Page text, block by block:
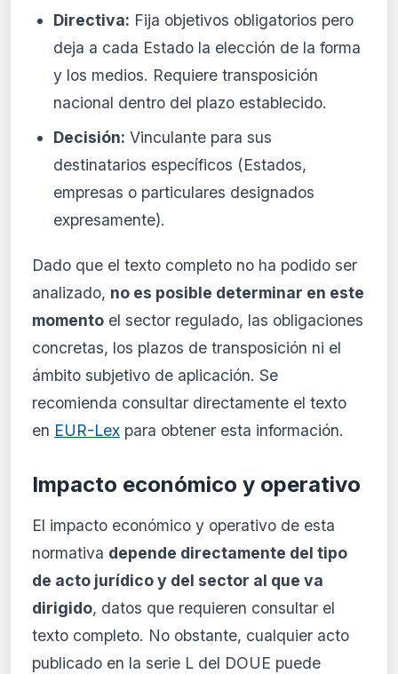
Directiva: Fija objetivos obligatorios pero
deja a cada Estado la elección de la forma
y los medios. Requiere transposición
nacional dentro del plazo establecido.
Decisión: Vinculante para sus
destinatarios específicos (Estados,
empresas o particulares designados
expresamente).
Dado que el texto completo no ha podido ser
analizado, no es posible determinar en este
momento el sector regulado, las obligaciones
concretas, los plazos de transposición ni el
ámbito subjetivo de aplicación. Se
recomienda consultar directamente el texto
en EUR-Lex para obtener esta información.
Impacto económico y operativo
El impacto económico y operativo de esta
normativa depende directamente del tipo
de acto jurídico y del sector al que va
dirigido, datos que requieren consultar el
texto completo. No obstante, cualquier acto
publicado en la serie L del DOUE puede